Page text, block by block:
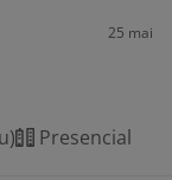
25 mai
Presencial